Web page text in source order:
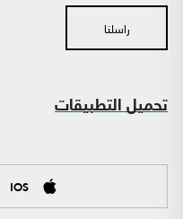
راسلنا
تحميل التطبيقات
IOS